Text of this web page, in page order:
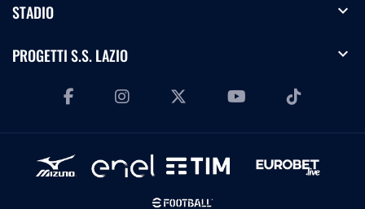
STADIO expand_more
PROGETTI S.S. LAZIO expand_more